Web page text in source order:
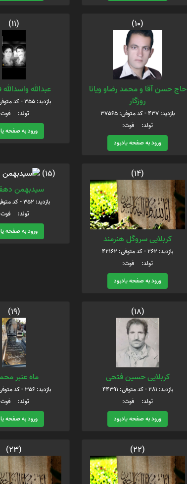
(10)
حاج حسن آقا و محمد رضاو ویانا
روزگار
بازدید: 437 - کد متوفی: 37565
تولد: فوت:
ورود به صفحه یادبود
(11)
عبدالله
بازدید: 355 - کد متوفی: 37659
تولد:
ورود به صفحه
(14)
کربلایی سروگل هنرمند
بازدید: 262 - کد متوفی: 42162
تولد: فوت:
ورود به صفحه یادبود
(15)
سیدبهمن
بازدید: 352 - کد متوفی: 42194
تولد:
ورود به صفحه
(18)
کربلایی حسین فتحی
بازدید: 281 - کد متوفی: 44391
تولد: فوت:
ورود به صفحه یادبود
(19)
ماه عنبر
بازدید: 356 - کد متوفی: 44858
تولد:
ورود به صفحه
(22)
(23)